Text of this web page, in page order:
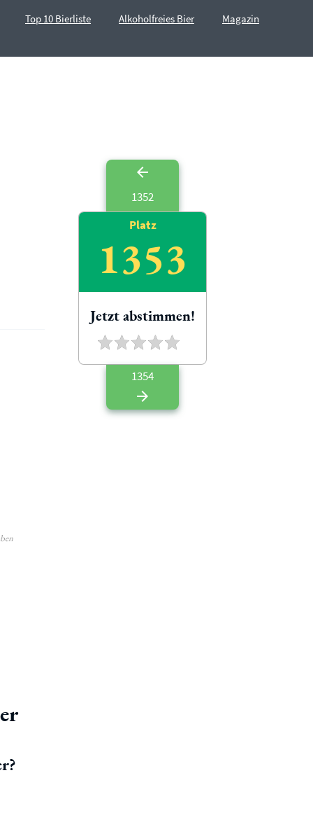
Top 10 Bierliste Alkoholfreies Bier Magazin
1352
Platz
1353
Jetzt abstimmen!
1354